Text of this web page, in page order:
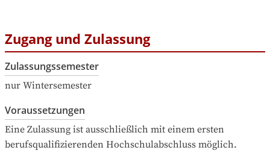
Zugang und Zulassung
Zulassungssemester
nur Wintersemester
Voraussetzungen
Eine Zulassung ist ausschließlich mit einem ersten
berufsqualifizierenden Hochschulabschluss möglich.